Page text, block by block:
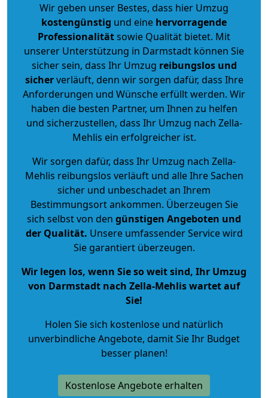
Wir geben unser Bestes, dass hier Umzug
kostengünstig und eine hervorragende
Professionalitätsowie Qualität bietet. Mit
unserer Unterstützung in Darmstadt können Sie
sicher sein, dass Ihr Umzug reibungslos und
sicherverläuft, denn wir sorgen dafür, dass Ihre
Anforderungen und Wünsche erfüllt werden. Wir
haben die besten Partner, um Ihnen zu helfen
und sicherzustellen, dass Ihr Umzug nach Zella-
Mehlis ein erfolgreicher ist.
Wir sorgen dafür, dass Ihr Umzug nach Zella-
Mehlis reibungslos verläuft und alle Ihre Sachen
sicher und unbeschadet an Ihrem
Bestimmungsort ankommen. Überzeugen Sie
sich selbst von den günstigen Angeboten und
der Qualität. Unsere umfassender Service wird
Sie garantiert überzeugen.
Wir legen los, wenn Sie so weit sind, Ihr Umzug
von Darmstadt nach Zella-Mehlis wartet auf
Sie!
Holen Sie sich kostenlose und natürlich
unverbindliche Angebote, damit Sie Ihr Budget
besser planen!
Kostenlose Angebote erhalten